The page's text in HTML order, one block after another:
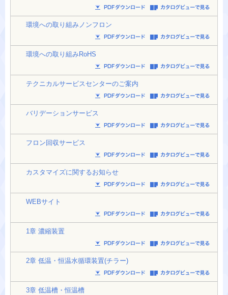
環境への取り組みノンフロン
環境への取り組みRoHS
テクニカルサービスセンターのご案内
バリデーションサービス
フロン回収サービス
カスタマイズに関するお知らせ
WEBサイト
1章 濃縮装置
2章 低温・恒温水循環装置(チラー)
3章 低温槽・恒温槽